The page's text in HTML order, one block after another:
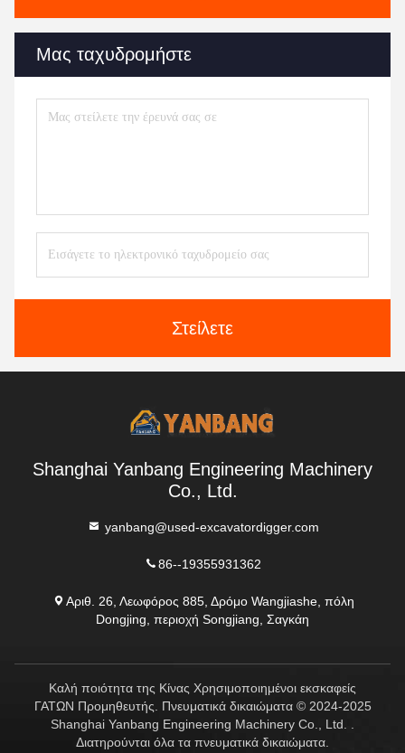
Μας ταχυδρομήστε
Στείλετε
Shanghai Yanbang Engineering Machinery
Co., Ltd.
yanbang@used-excavatordigger.com
86--19355931362
Αριθ. 26, Λεωφόρος 885, Δρόμο Wangjiashe, πόλη
Dongjing, περιοχή Songjiang, Σαγκάη
Καλή ποιότητα της Κίνας Χρησιμοποιημένοι εκσκαφείς
ΓΑΤΩΝ Προμηθευτής. Πνευματικά δικαιώματα © 2024-2025
Shanghai Yanbang Engineering Machinery Co., Ltd. .
Διατηρούνται όλα τα πνευματικά δικαιώματα.